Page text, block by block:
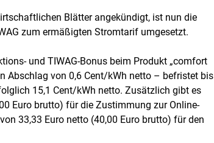
Blätter angekündigt, ist nun die
zum ermäßigten Stromtarif umgesetzt.
und TIWAG-Bonus beim Produkt „comfort
Abschlag von 0,6 Cent/kWh netto – befristet bis
15,1 Cent/kWh netto. Zusätzlich gibt es
Euro brutto) für die Zustimmung zur Online-
33,33 Euro netto (40,00 Euro brutto) für den